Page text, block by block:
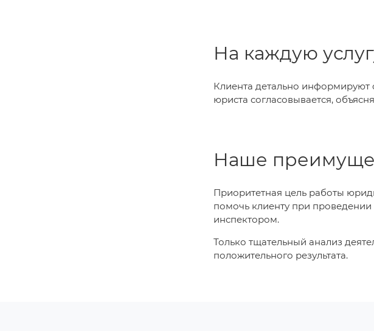
На каждую
Клиента детально
юриста согласовывается,
Наше
Приоритетная цель работы
помочь клиенту при
инспектором.
Только тщательный анализ
положительного результата.